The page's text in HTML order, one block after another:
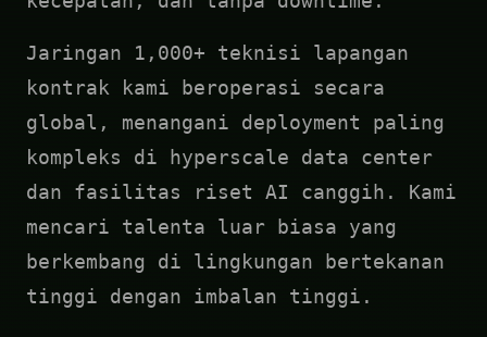
Jaringan 1,000+ teknisi lapangan
kontrak kami beroperasi secara
global, menangani deployment paling
kompleks di hyperscale data center
dan fasilitas riset AI canggih. Kami
mencari talenta luar biasa yang
berkembang di lingkungan bertekanan
tinggi dengan imbalan tinggi.